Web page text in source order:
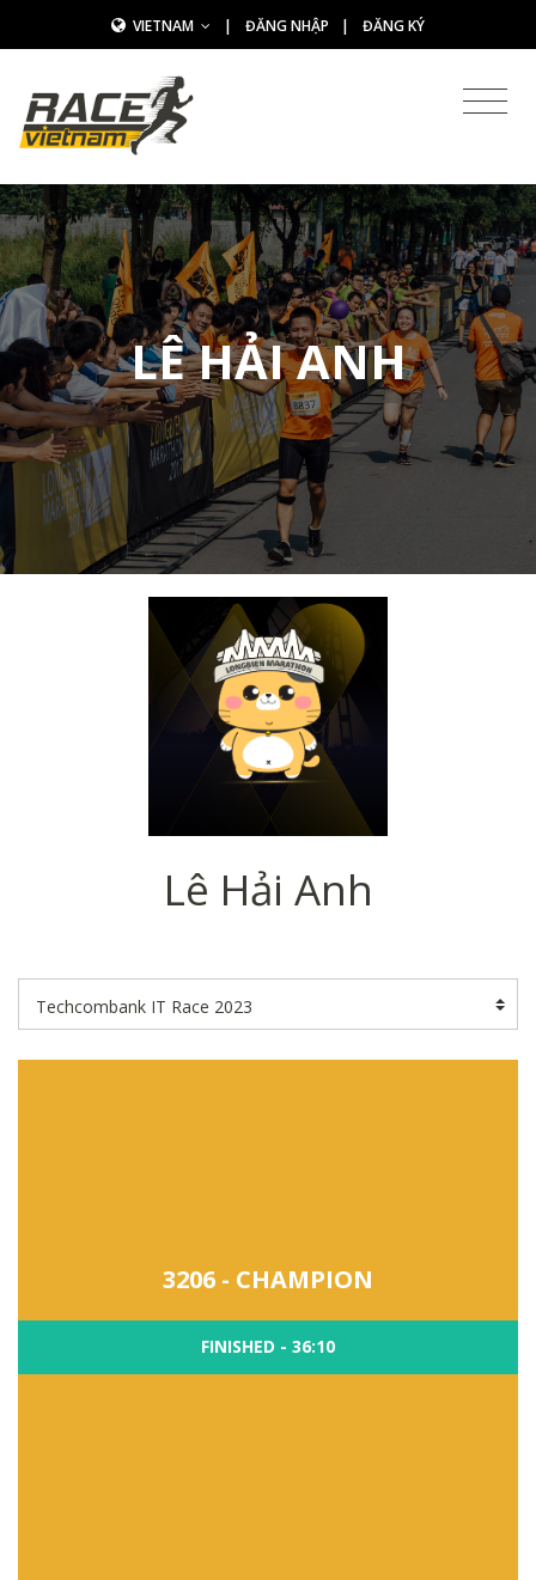
VIETNAM | ĐĂNG NHẬP | ĐĂNG KÝ
LÊ HẢI ANH
Lê Hải Anh
3206 - CHAMPION
FINISHED - 36:10